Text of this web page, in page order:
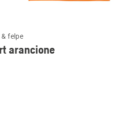
felpe
arancione